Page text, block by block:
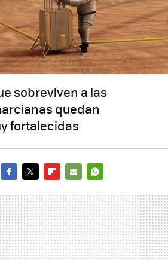
sobreviven a las
quedan
fortalecidas
MAIL